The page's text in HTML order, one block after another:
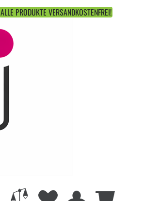
ALLE PRODUKTE VERSANDKOSTENFREI!